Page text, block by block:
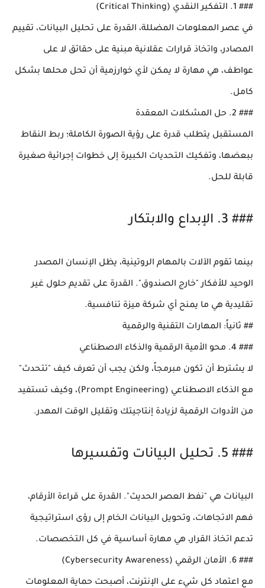
### 1. التفكير النقدي (Critical Thinking)
في عصر المعلومات المضللة، القدرة على تحليل البيانات، تقييم
المصادر، واتخاذ قرارات عقلانية مبنية على حقائق لا على
عواطف، هي مهارة لا يمكن لأي خوارزمية أن تحل محلها بشكل
كامل.
### 2. حل المشكلات المعقدة
المستقبل يتطلب قدرة على رؤية الصورة الكاملة؛ ربط النقاط
ببعضها، وتفكيك التحديات الكبيرة إلى خطوات إجرائية صغيرة
قابلة للحل.
### 3. الإبداع والابتكار
بينما تقوم الآلات بالمهام الروتينية، يظل الإنسان المصدر
الوحيد للأفكار "خارج الصندوق". القدرة على تقديم حلول غير
تقليدية هي ما يمنح أي شركة ميزة تنافسية.
## ثانياً: المهارات التقنية والرقمية
### 4. محو الأمية الرقمية والذكاء الاصطناعي
لا يشترط أن تكون مبرمجاً، ولكن يجب أن تعرف كيف "تتحدث"
مع الذكاء الاصطناعي (Prompt Engineering)، وكيف تستفيد
من الأدوات الرقمية لزيادة إنتاجيتك وتقليل الوقت المهدر.
### 5. تحليل البيانات وتفسيرها
البيانات هي "نفط العصر الحديث". القدرة على قراءة الأرقام،
فهم الاتجاهات، وتحويل البيانات الخام إلى رؤى استراتيجية
تدعم اتخاذ القرار، هي مهارة أساسية في كل التخصصات.
### 6. الأمان الرقمي (Cybersecurity Awareness)
مع اعتماد كل شيء على الإنترنت، أصبحت حماية المعلومات